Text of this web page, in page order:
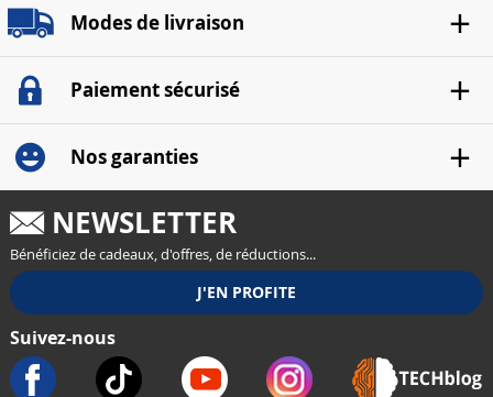
Modes de livraison
Paiement sécurisé
Nos garanties
NEWSLETTER
Bénéficiez de cadeaux, d'offres, de réductions...
Suivez-nous